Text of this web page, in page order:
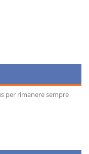
per rimanere sempre